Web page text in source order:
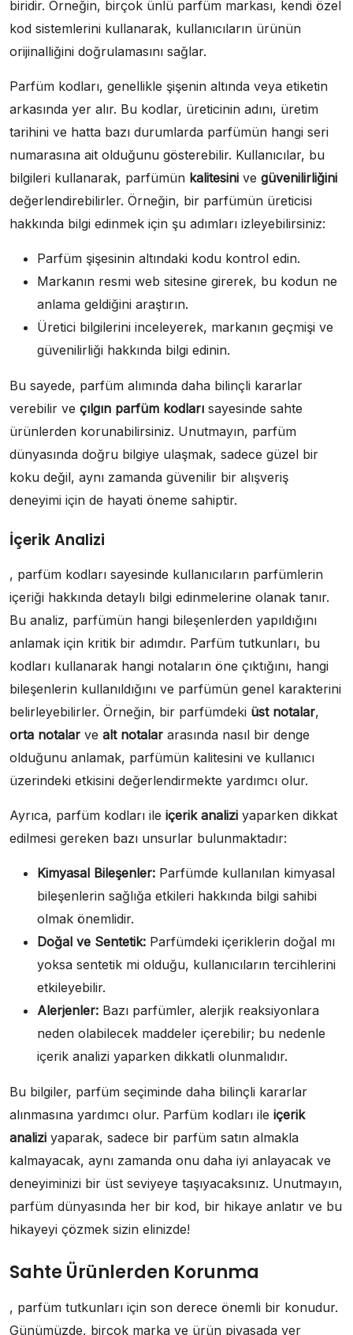
biridir. Örneğin, birçok ünlü parfüm markası, kendi özel
kod sistemlerini kullanarak, kullanıcıların ürünün
orijinalliğini doğrulamasını sağlar.
Parfüm kodları, genellikle şişenin altında veya etiketin
arkasında yer alır. Bu kodlar, üreticinin adını, üretim
tarihini ve hatta bazı durumlarda parfümün hangi seri
numarasına ait olduğunu gösterebilir. Kullanıcılar, bu
bilgileri kullanarak, parfümün kalitesini ve güvenilirliğini
değerlendirebilirler. Örneğin, bir parfümün üreticisi
hakkında bilgi edinmek için şu adımları izleyebilirsiniz:
Parfüm şişesinin altındaki kodu kontrol edin.
Markanın resmi web sitesine girerek, bu kodun ne
anlama geldiğini araştırın.
Üretici bilgilerini inceleyerek, markanın geçmişi ve
güvenilirliği hakkında bilgi edinin.
Bu sayede, parfüm alımında daha bilinçli kararlar
verebilir ve çılgın parfüm kodları sayesinde sahte
ürünlerden korunabilirsiniz. Unutmayın, parfüm
dünyasında doğru bilgiye ulaşmak, sadece güzel bir
koku değil, aynı zamanda güvenilir bir alışveriş
deneyimi için de hayati öneme sahiptir.
İçerik Analizi
, parfüm kodları sayesinde kullanıcıların parfümlerin
içeriği hakkında detaylı bilgi edinmelerine olanak tanır.
Bu analiz, parfümün hangi bileşenlerden yapıldığını
anlamak için kritik bir adımdır. Parfüm tutkunları, bu
kodları kullanarak hangi notaların öne çıktığını, hangi
bileşenlerin kullanıldığını ve parfümün genel karakterini
belirleyebilirler. Örneğin, bir parfümdeki üst notalar,
orta notalar ve alt notalar arasında nasıl bir denge
olduğunu anlamak, parfümün kalitesini ve kullanıcı
üzerindeki etkisini değerlendirmekte yardımcı olur.
Ayrıca, parfüm kodları ile içerik analizi yaparken dikkat
edilmesi gereken bazı unsurlar bulunmaktadır:
Kimyasal Bileşenler: Parfümde kullanılan kimyasal
bileşenlerin sağlığa etkileri hakkında bilgi sahibi
olmak önemlidir.
Doğal ve Sentetik: Parfümdeki içeriklerin doğal mı
yoksa sentetik mi olduğu, kullanıcıların tercihlerini
etkileyebilir.
Alerjenler: Bazı parfümler, alerjik reaksiyonlara
neden olabilecek maddeler içerebilir; bu nedenle
içerik analizi yaparken dikkatli olunmalıdır.
Bu bilgiler, parfüm seçiminde daha bilinçli kararlar
alınmasına yardımcı olur. Parfüm kodları ile içerik
analizi yaparak, sadece bir parfüm satın almakla
kalmayacak, aynı zamanda onu daha iyi anlayacak ve
deneyiminizi bir üst seviyeye taşıyacaksınız. Unutmayın,
parfüm dünyasında her bir kod, bir hikaye anlatır ve bu
hikayeyi çözmek sizin elinizde!
Sahte Ürünlerden Korunma
, parfüm tutkunları için son derece önemli bir konudur.
Günümüzde, birçok marka ve ürün piyasada yer